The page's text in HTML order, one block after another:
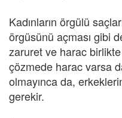
Kadınların örgülü
örgüsünü açması gibi
zaruret ve harac
çözmede harac varsa
olmayınca da,
gerekir.